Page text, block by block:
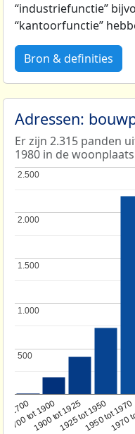
“industriefunctie”
“kantoorfunctie”
Bron & definities
Adressen:
Er zijn 2.315 panden
1980 in de
1700
1700 tot 1900
1900 tot 19251925 tot 19501950 tot 1970
1970
500
500
1.000
1.000
1.500
1.500
2.000
2.000
2.500
2.500